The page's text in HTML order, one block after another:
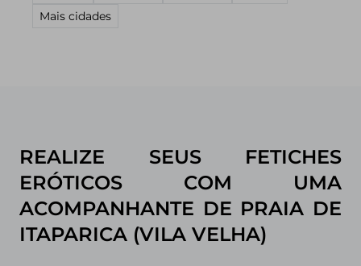
Mais cidades
REALIZE SEUS FETICHES
ERÓTICOS COM UMA
ACOMPANHANTE DE PRAIA DE
ITAPARICA (VILA VELHA)